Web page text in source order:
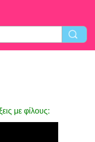
με φίλους: